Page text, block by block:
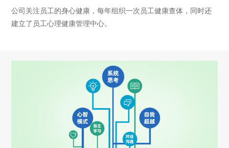
公司关注员工的身心健康，每年组织一次员工健康查体，同时还
建立了员工心理健康管理中心。